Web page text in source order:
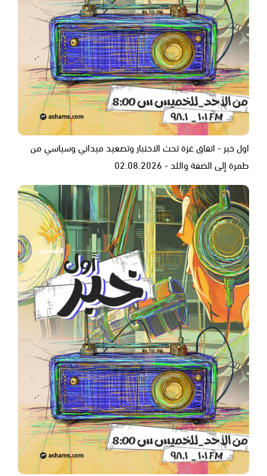
اول خبر - اتفاق غزة تحت الاختبار وتصعيد ميداني وسياسي من
طمرة إلى الضفة واللد - 02.08.2026